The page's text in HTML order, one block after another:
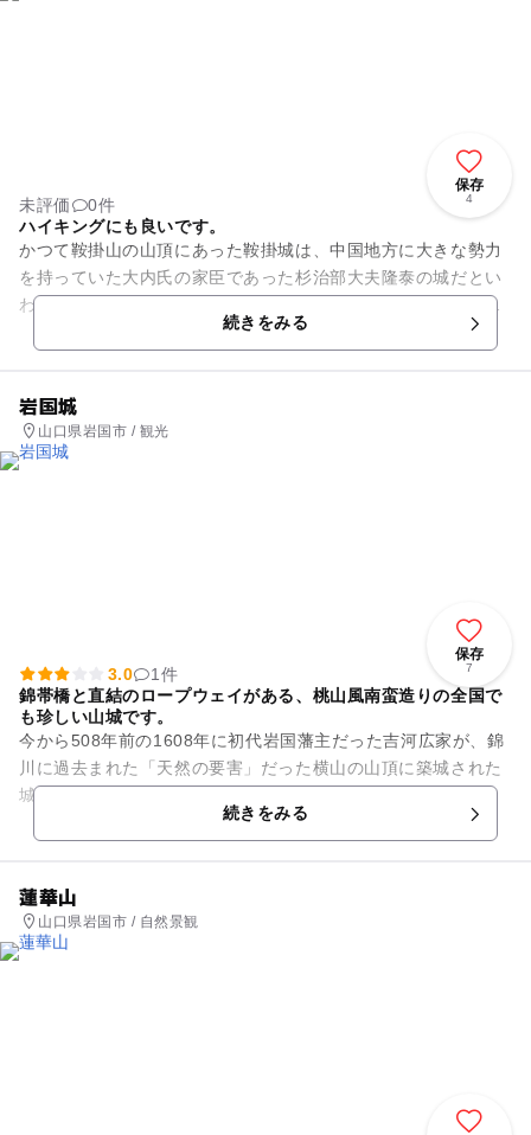
保存
4
未評価
0件
ハイキングにも良いです。
かつて鞍掛山の山頂にあった鞍掛城は、中国地方に大きな勢力
を持っていた大内氏の家臣であった杉治部大夫隆泰の城だとい
われています。毛利元就の侵攻により落城し、この時の戦いを
鞍掛合戦と言います。現在は...続きをみる
岩国城
山口県岩国市 / 観光
保存
7
3.0
1件
錦帯橋と直結のロープウェイがある、桃山風南蛮造りの全国で
も珍しい山城です。
今から508年前の1608年に初代岩国藩主だった吉河広家が、錦
川に過去まれた「天然の要害」だった横山の山頂に築城された
城です。 しかし、それから7年後の1615年、その年の4月に発
続きをみる
蓮華山
山口県岩国市 / 自然景観